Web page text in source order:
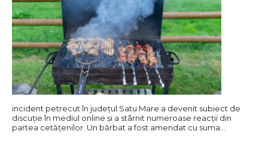
incident petrecut în județul Satu Mare a devenit subiect de
discuție în mediul online și a stârnit numeroase reacții din
partea cetățenilor. Un bărbat a fost amendat cu suma…